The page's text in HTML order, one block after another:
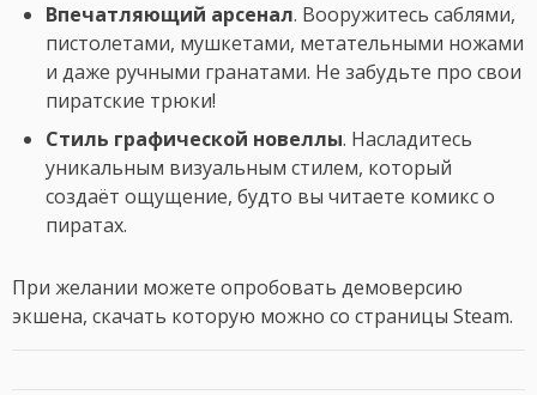
Впечатляющий арсенал. Вооружитесь саблями,
пистолетами, мушкетами, метательными ножами
и даже ручными гранатами. Не забудьте про свои
пиратские трюки!
Стиль графической новеллы. Насладитесь
уникальным визуальным стилем, который
создаёт ощущение, будто вы читаете комикс о
пиратах.
При желании можете опробовать демоверсию
экшена, скачать которую можно со страницы Steam.